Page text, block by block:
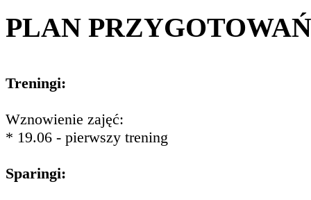
PLAN PRZYGOTOWAŃ
Treningi:
Wznowienie zajęć:
* 19.06 - pierwszy trening
Sparingi: